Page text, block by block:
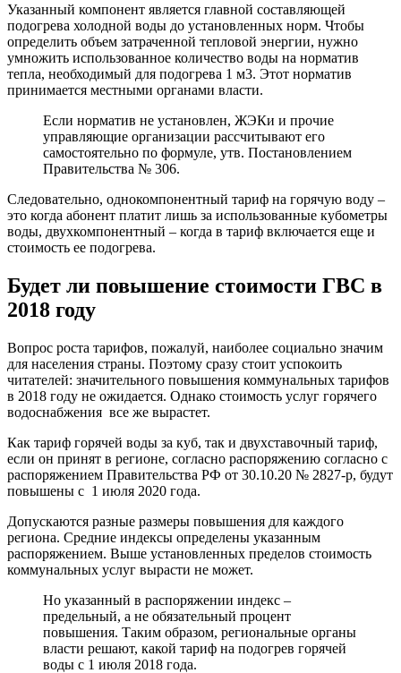
Указанный компонент является главной составляющей
подогрева холодной воды до установленных норм. Чтобы
определить объем затраченной тепловой энергии, нужно
умножить использованное количество воды на норматив
тепла, необходимый для подогрева 1 м3. Этот норматив
принимается местными органами власти.
Если норматив не установлен, ЖЭКи и прочие
управляющие организации рассчитывают его
самостоятельно по формуле, утв. Постановлением
Правительства № 306.
Следовательно, однокомпонентный тариф на горячую воду –
это когда абонент платит лишь за использованные кубометры
воды, двухкомпонентный – когда в тариф включается еще и
стоимость ее подогрева.
Будет ли повышение стоимости ГВС в
2018 году
Вопрос роста тарифов, пожалуй, наиболее социально значим
для населения страны. Поэтому сразу стоит успокоить
читателей: значительного повышения коммунальных тарифов
в 2018 году не ожидается. Однако стоимость услуг горячего
водоснабжения все же вырастет.
Как тариф горячей воды за куб, так и двухставочный тариф,
если он принят в регионе, согласно распоряжению согласно с
распоряжением Правительства РФ от 30.10.20 № 2827-р, будут
повышены с 1 июля 2020 года.
Допускаются разные размеры повышения для каждого
региона. Средние индексы определены указанным
распоряжением. Выше установленных пределов стоимость
коммунальных услуг вырасти не может.
Но указанный в распоряжении индекс –
предельный, а не обязательный процент
повышения. Таким образом, региональные органы
власти решают, какой тариф на подогрев горячей
воды с 1 июля 2018 года.